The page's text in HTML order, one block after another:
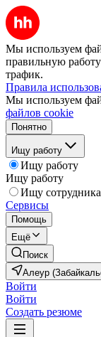
Мы используем
правильную
трафик.
Правила
Мы используем
файлов cookie
Понятно
Ищу работу
Ищу работу
Ищу работу
Ищу сотрудника
Сервисы
Помощь
Ещё
Поиск
Алеур
Войти
Войти
Создать резюме